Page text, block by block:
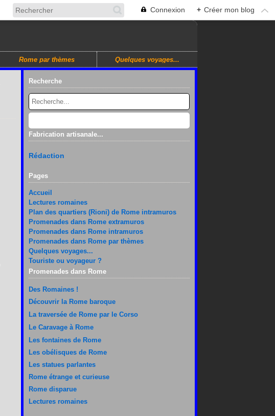
Connexion + Créer mon blog
Rome par thèmes Quelques voyages...
Recherche
Fabrication artisanale...
Rédaction
Pages
Accueil
Lectures romaines
Plan des quartiers (Rioni) de Rome intramuros
Promenades dans Rome extramuros
Promenades dans Rome intramuros
Promenades dans Rome par thèmes
Quelques voyages...
Touriste ou voyageur ?
Promenades dans Rome
Des Romaines !
Découvrir la Rome baroque
La traversée de Rome par le Corso
Le Caravage à Rome
Les fontaines de Rome
Les obélisques de Rome
Les statues parlantes
Rome étrange et curieuse
Rome disparue
Lectures romaines